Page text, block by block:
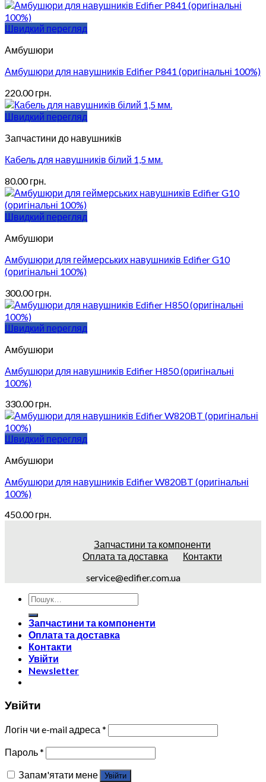
Швидкий перегляд
Амбушюри
Амбушюри для навушників Edifier P841 (оригінальні 100%)
220.00грн.
Швидкий перегляд
Запчастини до навушників
Кабель для навушників білий 1,5 мм.
80.00грн.
Швидкий перегляд
Амбушюри
Амбушюри для геймерських навушників Edifier G10
(оригінальні 100%)
300.00грн.
Швидкий перегляд
Амбушюри
Амбушюри для навушників Edifier H850 (оригінальні
100%)
330.00грн.
Швидкий перегляд
Амбушюри
Амбушюри для навушників Edifier W820BT (оригінальні
100%)
450.00грн.
Запчастини та компоненти
Оплата та доставка
Контакти
service@edifier.com.ua
Запчастини та компоненти
Оплата та доставка
Контакти
Увійти
Newsletter
Увійти
Логін чи e-mail адреса *
Пароль*
Запам'ятати мене
Увійти